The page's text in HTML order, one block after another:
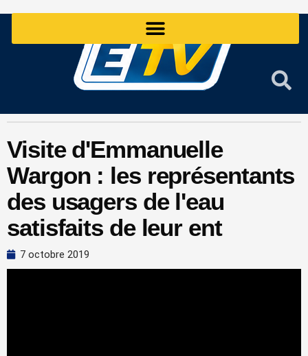
Visite d'Emmanuelle
Wargon : les représentants
des usagers de l'eau
satisfaits de leur ent
7 octobre 2019